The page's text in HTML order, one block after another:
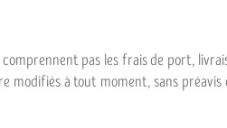
pas les frais de port,
à tout moment, sans